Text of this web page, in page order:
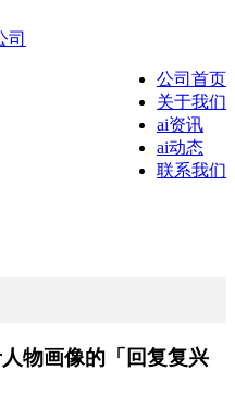
公司首页
关于我们
ai资讯
ai动态
联系我们
物画像的「回复复兴